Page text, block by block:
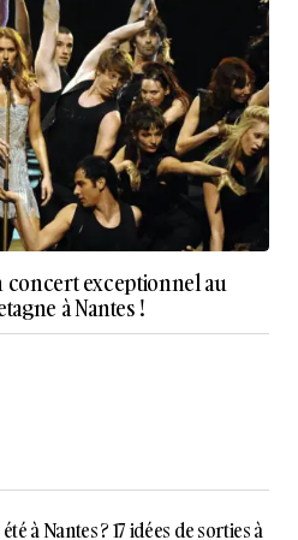
concert exceptionnel au
à Nantes !
à Nantes ? 17 idées de sorties à